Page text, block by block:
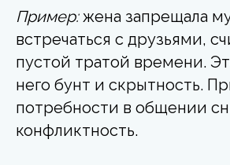
Пример:жена запрещала
встречаться с друзьями,
пустой тратой времени.
него бунт и скрытность.
потребности в общении
конфликтность.